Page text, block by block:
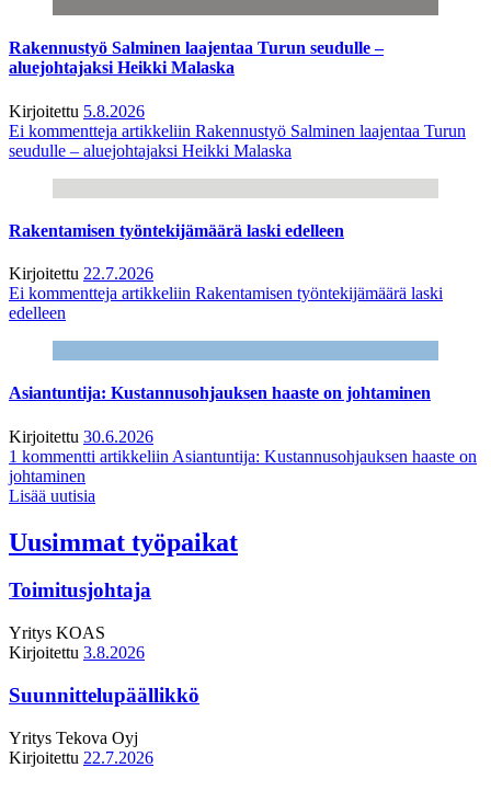
Rakennustyö Salminen laajentaa Turun seudulle –
aluejohtajaksi Heikki Malaska
Kirjoitettu 5.8.2026
Ei kommentteja artikkeliin Rakennustyö Salminen laajentaa Turun
seudulle – aluejohtajaksi Heikki Malaska
Rakentamisen työntekijämäärä laski edelleen
Kirjoitettu 22.7.2026
Ei kommentteja artikkeliin Rakentamisen työntekijämäärä laski
edelleen
Asiantuntija: Kustannusohjauksen haaste on johtaminen
Kirjoitettu 30.6.2026
1 kommentti artikkeliin Asiantuntija: Kustannusohjauksen haaste on
johtaminen
Lisää uutisia
Uusimmat työpaikat
Toimitusjohtaja
Yritys KOAS
Kirjoitettu 3.8.2026
Suunnittelupäällikkö
Yritys Tekova Oyj
Kirjoitettu 22.7.2026